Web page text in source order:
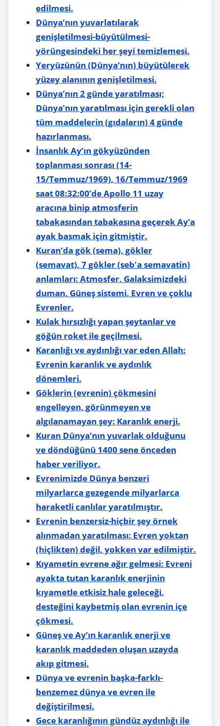
edilmesi.
Dünya’nın yuvarlatılarak
genişletilmesi-büyütülmesi-
yörüngesindeki her şeyi temizlemesi.
Yeryüzünün (Dünya’nın) büyütülerek
yüzey alanının genişletilmesi.
Dünya’nın 2 günde yaratılması;
Dünya’nın yaratılması için gerekli olan
tüm maddelerin (gıdaların) 4 günde
hazırlanması.
İnsanlık Ay’ın gökyüzünden
toplanması sonrası (14-
15/Temmuz/1969), 16/Temmuz/1969
saat 08:32:00’de Apollo 11 uzay
aracına binip atmosferin
tabakasından tabakasına geçerek Ay’a
ayak basmak için gitmiştir.
Kuran’da gök (sema), gökler
(semavat), 7 gökler (seb'a semavatin)
anlamları: Atmosfer, Galaksimizdeki
duman, Güneş sistemi, Evren ve çoklu
Evrenler.
Kulak hırsızlığı yapan şeytanlar ve
göğün roket ile geçilmesi.
Karanlığı ve aydınlığı var eden Allah:
Evrenin karanlık ve aydınlık
dönemleri.
Göklerin (evrenin) çökmesini
engelleyen, görünmeyen ve
algılanamayan şey: Karanlık enerji.
Kuran Dünya’nın yuvarlak olduğunu
ve döndüğünü 1400 sene önceden
haber veriliyor.
Evrenimizde Dünya benzeri
milyarlarca gezegende milyarlarca
haraketli canlılar yaratılmıştır.
Evrenin benzersiz-hiçbir şey örnek
alınmadan yaratılması: Evren yoktan
(hiçlikten) değil, yokken var edilmiştir.
Kıyametin evrene ağır gelmesi: Evreni
ayakta tutan karanlık enerjinin
kıyametle etkisiz hale geleceği,
desteğini kaybetmiş olan evrenin içe
çökmesi.
Güneş ve Ay’ın karanlık enerji ve
karanlık maddeden oluşan uzayda
akıp gitmesi.
Dünya ve evrenin başka-farklı-
benzemez dünya ve evren ile
değiştirilmesi.
Gece karanlığının gündüz aydınlığı ile